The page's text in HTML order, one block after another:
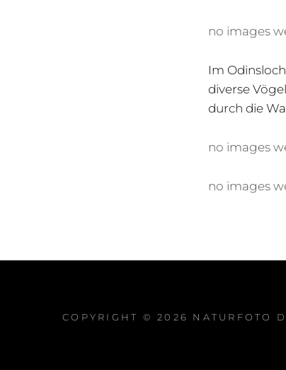
no images
Im
diverse
durch die
no images
no images
COPYRIGHT © 2026 NATURFOTO